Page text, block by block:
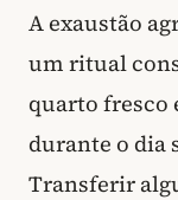
A exaustão
um ritual
quarto fresco
durante o dia
Transferir